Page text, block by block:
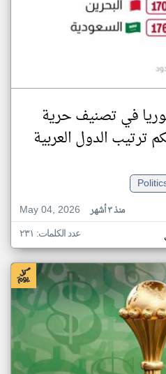
في تصنيف حرية
ترتيب الدول العربية
May 04, 2026
منذ ٣ أشهر
عدد الكلمات: ٢٣١